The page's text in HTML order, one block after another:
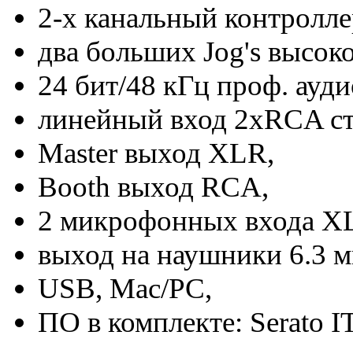
2-х канальный
два больших Jog's
24 бит/48 кГц проф.
линейный вход 2хRCA
Master выход XLR,
Booth выход RCA,
2 микрофонных входа
выход на наушники 6.3
USB, Mac/PC,
ПО в комплекте: Serato